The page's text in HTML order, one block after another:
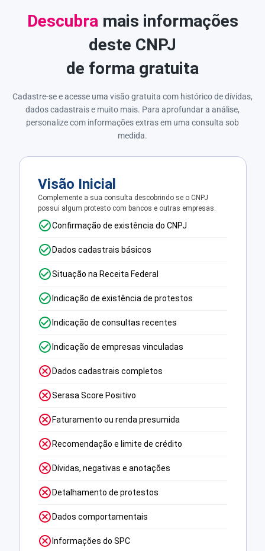
Descubramais informações
deste CNPJ
de forma gratuita
Cadastre-se e acesse uma visão gratuita com histórico de dívidas,
dados cadastrais e muito mais. Para aprofundar a análise,
personalize com informações extras em uma consulta sob
medida.
Visão Inicial
Complemente a sua consulta descobrindo se o CNPJ
possui algum protesto com bancos e outras empresas.
Confirmação de existência do CNPJ
Dados cadastrais básicos
Situação na Receita Federal
Indicação de existência de protestos
Indicação de consultas recentes
Indicação de empresas vinculadas
Dados cadastrais completos
Serasa Score Positivo
Faturamento ou renda presumida
Recomendação e limite de crédito
Dívidas, negativas e anotações
Detalhamento de protestos
Dados comportamentais
Informações do SPC